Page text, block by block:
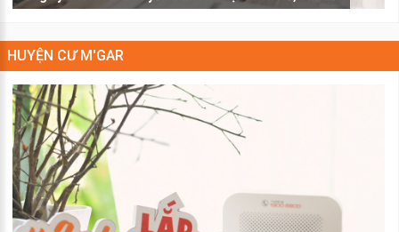
HUYỆN CƯ M'GAR